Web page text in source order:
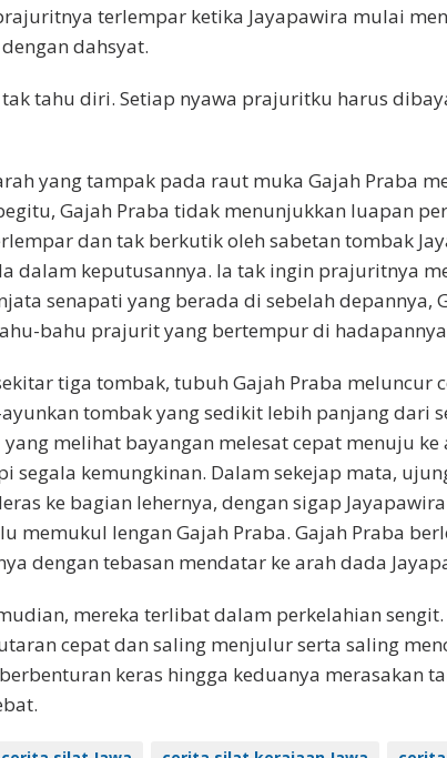
terlempar ketika Jayapawira mulai
dahsyat.
tahu diri. Setiap nyawa prajuritku harus
yang tampak pada raut muka Gajah Praba
Gajah Praba tidak menunjukkan luapan
dan tak berkutik oleh sabetan tombak
dalam keputusannya. Ia tak ingin prajuritnya
senapati yang berada di sebelah depannya,
bahu prajurit yang bertempur di
tiga tombak, tubuh Gajah Praba meluncur
tombak yang sedikit lebih panjang dari
yang melihat bayangan melesat cepat menuju
segala kemungkinan. Dalam sekejap mata,
ke bagian lehernya, dengan sigap
memukul lengan Gajah Praba. Gajah Praba
dengan tebasan mendatar ke arah dada
mereka terlibat dalam perkelahian
cepat dan saling menjulur serta saling
keras hingga keduanya merasakan